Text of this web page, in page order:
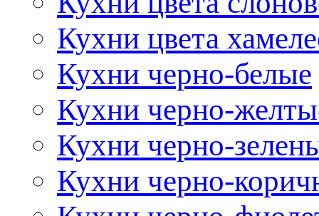
Кухни цвета
Кухни черно-белые
Кухни черно-
Кухни черно-
Кухни черно-